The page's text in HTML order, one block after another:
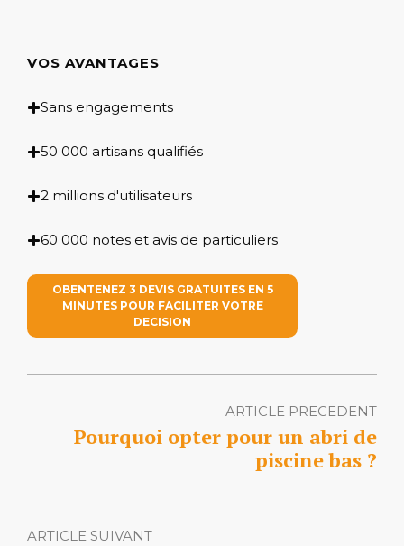
VOS AVANTAGES
Sans engagements
50 000 artisans qualifiés
2 millions d'utilisateurs
60 000 notes et avis de particuliers
OBENTENEZ 3 DEVIS GRATUITES EN 5
MINUTES POUR FACILITER VOTRE
DECISION
ARTICLE PRECEDENT
Pourquoi opter pour un abri de
piscine bas ?
ARTICLE SUIVANT